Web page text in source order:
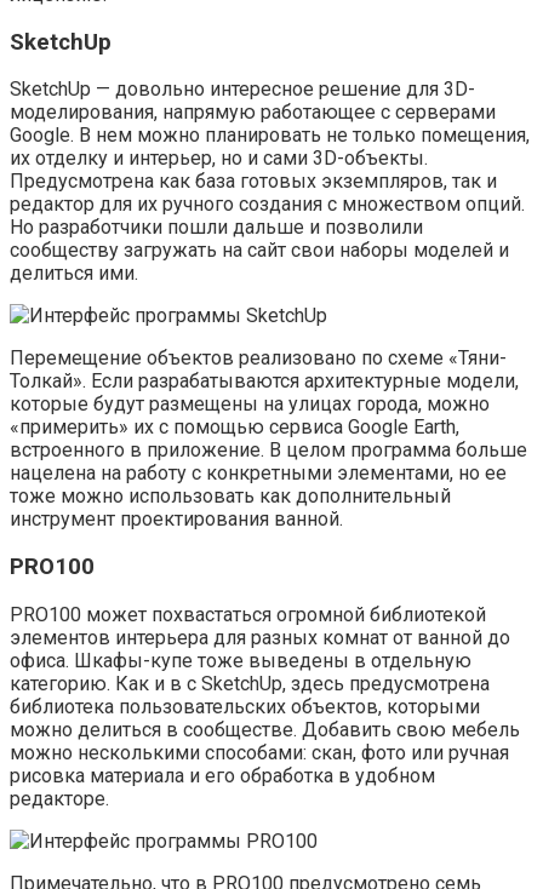
SketchUp
SketchUp — довольно интересное решение для 3D-
моделирования, напрямую работающее с серверами
Google. В нем можно планировать не только помещения,
их отделку и интерьер, но и сами 3D-объекты.
Предусмотрена как база готовых экземпляров, так и
редактор для их ручного создания с множеством опций.
Но разработчики пошли дальше и позволили
сообществу загружать на сайт свои наборы моделей и
делиться ими.
Перемещение объектов реализовано по схеме «Тяни-
Толкай». Если разрабатываются архитектурные модели,
которые будут размещены на улицах города, можно
«примерить» их с помощью сервиса Google Earth,
встроенного в приложение. В целом программа больше
нацелена на работу с конкретными элементами, но ее
тоже можно использовать как дополнительный
инструмент проектирования ванной.
PRO100
PRO100 может похвастаться огромной библиотекой
элементов интерьера для разных комнат от ванной до
офиса. Шкафы-купе тоже выведены в отдельную
категорию. Как и в с SketchUp, здесь предусмотрена
библиотека пользовательских объектов, которыми
можно делиться в сообществе. Добавить свою мебель
можно несколькими способами: скан, фото или ручная
рисовка материала и его обработка в удобном
редакторе.
Примечательно, что в PRO100 предусмотрено семь